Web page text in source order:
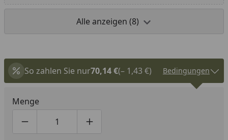
Alle anzeigen (8)
So zahlen Sie nur70,14 €(– 1,43 €) Bedingungen
Menge
Produktmenge um eins verringern
Produktmenge manuell eingeben
Produktmenge um eins erhöhen